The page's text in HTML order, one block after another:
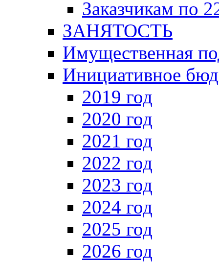
Заказчикам по
ЗАНЯТОСТЬ
Имущественная
Инициативное
2019 год
2020 год
2021 год
2022 год
2023 год
2024 год
2025 год
2026 год